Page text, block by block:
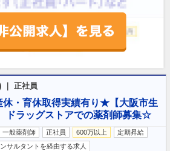
｜ 正社員
・育休取得実績有り★【大阪市生
ドラッグストアでの薬剤師募集☆
一般薬剤師 正社員 600万以上
定期昇給
サルタントを経由する求人